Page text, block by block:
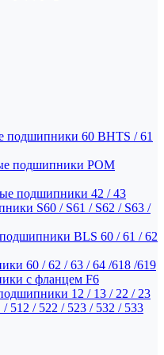
подшипники 60 BHTS / 61
подшипники POM
подшипники 42 / 43
S60 / S61 / S62 / S63 /
BLS 60 / 61 / 62
60 / 62 / 63 / 64 /618 /619
с фланцем F6
12 / 13 / 22 / 23
/ 522 / 523 / 532 / 533